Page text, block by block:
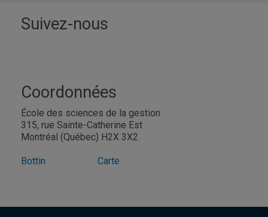
Suivez-nous
Coordonnées
École des sciences de la gestion
315, rue Sainte-Catherine Est
Montréal (Québec) H2X 3X2
Bottin Carte